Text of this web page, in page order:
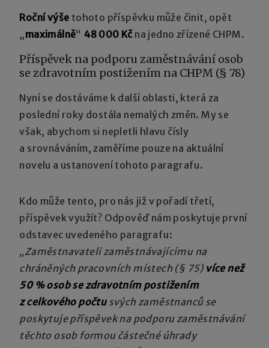
Roční výše tohoto příspěvku může činit, opět
„ maximálně“ 48 000 Kčna jedno zřízené CHPM.
Příspěvek na podporu zaměstnávání osob
se zdravotním postižením na CHPM (§ 78)
Nyní se dostáváme k další oblasti, která za
poslední roky dostála nemalých změn. My se
však, abychom si nepletli hlavu čísly
a srovnáváním, zaměříme pouze na aktuální
novelu a ustanovení tohoto paragrafu.
Kdo může tento, pro nás již v pořadí třetí,
příspěvek využít? Odpověď nám poskytuje první
odstavec uvedeného paragrafu:
„Zaměstnavateli zaměstnávajícímu na
chráněných pracovních místech (§ 75) více než
50 % osob se zdravotním postižením
z celkového počtusvých zaměstnanců se
poskytuje příspěvek na podporu zaměstnávání
těchto osob formou částečné úhrady